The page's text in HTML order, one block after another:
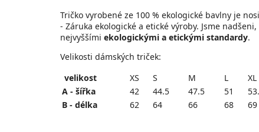
Tričko vyrobené ze 100 % ekologické bavlny je
- Záruka ekologické a etické výroby. Jsme nadšeni,
nejvyššími ekologickými a etickými standardy.
Velikosti dámských triček:
velikost
XS S M L XL
A - šířka
42 44.5 47.5 51
B - délka
62 64 66 68 69